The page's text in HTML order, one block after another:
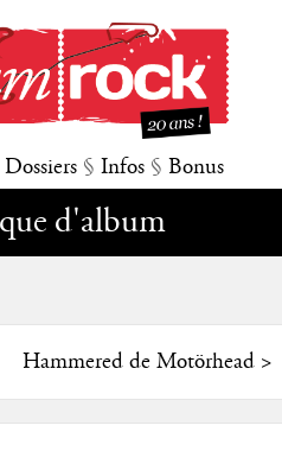
Dossiers § Infos § Bonus
d'album
Hammered de Motörhead>